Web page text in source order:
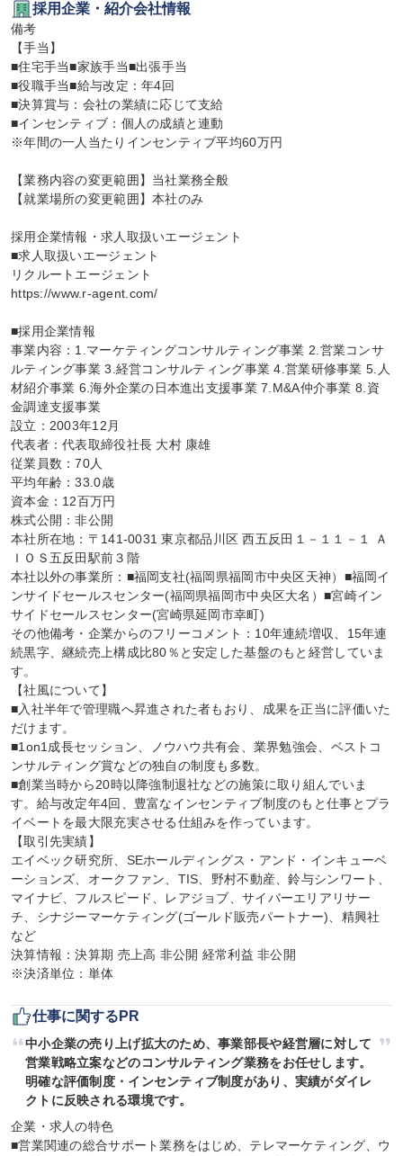
採用企業・紹介会社情報
備考
【手当】
■住宅手当■家族手当■出張手当
■役職手当■給与改定：年4回
■決算賞与：会社の業績に応じて支給
■インセンティブ：個人の成績と連動
※年間の一人当たりインセンティブ平均60万円
【業務内容の変更範囲】当社業務全般
【就業場所の変更範囲】本社のみ
採用企業情報・求人取扱いエージェント
■求人取扱いエージェント
リクルートエージェント
https://www.r-agent.com/
■採用企業情報
事業内容：1.マーケティングコンサルティング事業 2.営業コンサ
ルティング事業 3.経営コンサルティング事業 4.営業研修事業 5.人
材紹介事業 6.海外企業の日本進出支援事業 7.M&A仲介事業 8.資
金調達支援事業
設立：2003年12月
代表者：代表取締役社長 大村 康雄
従業員数：70人
平均年齢：33.0歳
資本金：12百万円
株式公開：非公開
本社所在地：〒141-0031 東京都品川区 西五反田１－１１－１ Ａ
ＩＯＳ五反田駅前３階
本社以外の事業所：■福岡支社(福岡県福岡市中央区天神）■福岡イ
ンサイドセールスセンター(福岡県福岡市中央区大名）■宮崎イン
サイドセールスセンター(宮崎県延岡市幸町)
その他備考・企業からのフリーコメント：10年連続増収、15年連
続黒字、継続売上構成比80％と安定した基盤のもと経営していま
す。
【社風について】
■入社半年で管理職へ昇進された者もおり、成果を正当に評価いた
だけます。
■1on1成長セッション、ノウハウ共有会、業界勉強会、ベストコ
ンサルティング賞などの独自の制度も多数。
■創業当時から20時以降強制退社などの施策に取り組んでいま
す。給与改定年4回、豊富なインセンティブ制度のもと仕事とプラ
イベートを最大限充実させる仕組みを作っています。
【取引先実績】
エイベック研究所、SEホールディングス・アンド・インキューベ
ーションズ、オークファン、TIS、野村不動産、鈴与シンワート、
マイナビ、フルスピード、レアジョブ、サイバーエリアリサー
チ、シナジーマーケティング(ゴールド販売パートナー)、精興社
など
決算情報：決算期 売上高 非公開 経常利益 非公開
※決済単位：単体
仕事に関するPR
中小企業の売り上げ拡大のため、事業部長や経営層に対して
営業戦略立案などのコンサルティング業務をお任せします。
明確な評価制度・インセンティブ制度があり、実績がダイレ
クトに反映される環境です。
企業・求人の特色
■営業関連の総合サポート業務をはじめ、テレマーケティング、ウ